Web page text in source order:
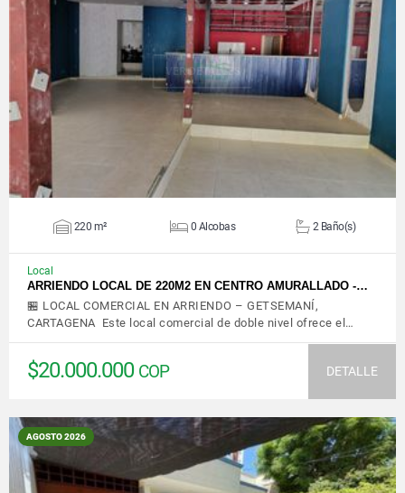
VER DETALLES
220 m² 0 Alcobas 2 Baño(s)
Local
ARRIENDO LOCAL DE 220M2 EN CENTRO AMURALLADO -…
🏪 LOCAL COMERCIAL EN ARRIENDO – GETSEMANÍ,
CARTAGENA Este local comercial de doble nivel ofrece el…
$20.000.000 COP DETALLE
AGOSTO 2026